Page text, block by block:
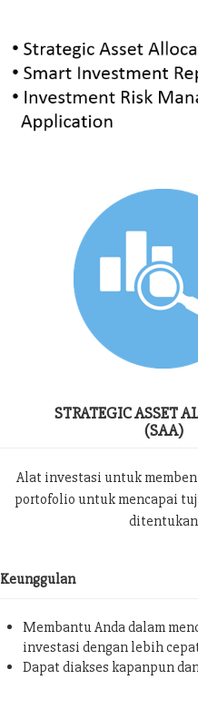
STRATEGIC ASSET
(SAA)
Alat investasi untuk
portofolio untuk mencapai
ditentukan
Keunggulan
Membantu Anda dalam
investasi dengan lebih
Dapat diakses kapanpun